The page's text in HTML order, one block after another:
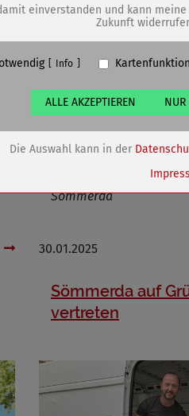
Eintrag ins Goldene
Sömmerda
30.01.2025
Sömmerda auf
vertreten
Eigentümer dieser Website
Absicherung Kontaktformular /
PHPSESSID, fe_typo_user
undefined
Cookiespeicherung
Speichert die Einstellungen der
Cookies.
_osm_totp_token
einverstanden und kann
Zukunft
Info
ALLE AKZEPTIEREN NUR
Die Auswahl kann in der